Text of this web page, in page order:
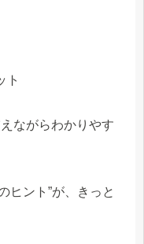
ト
ながらわかりやす
ヒント”が、きっと